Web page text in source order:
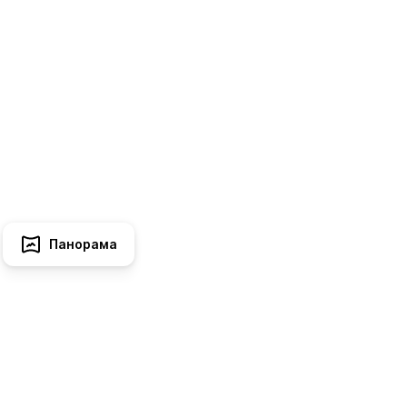
Панорама